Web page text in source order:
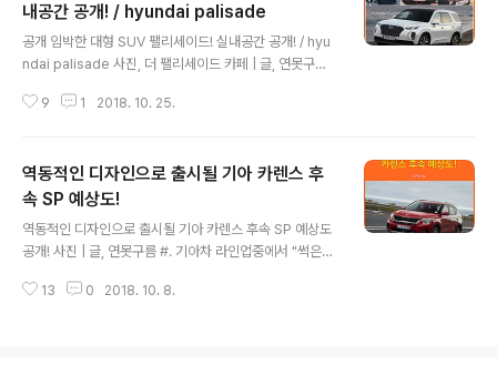
내공간 공개! / hyundai palisade
공개 임박한 대형 SUV 팰리세이드! 실내공간 공개! / hyu
ndai palisade 사진, 더 팰리세이드 카페 | 글, 연못구름
닌 정확한 "수치자료"를 통해서 비교분석 자료를 제시하는
세이드는 단종된 현대차 베라크루즈와 맥스크루즈 후속이
지만 신차임을 강조하기 위해서 베라크루즈나 맥스크루즈
의 이름을 계승하지 않고 팰리세이드라는 이름으로 출시가
될 예정입니다. 먼저 단종된 베라크루즈는 대형 SUV라고
부르기에는 작은 차체 때문에 대형 SUV로 인정하지 않았
으며, 맥스크루즈의 경우 싼타페를 늘려놓은 차량으로 소
9 1 2018. 10. 25.
역동적인 디자인으로 출시될 기아 카렌스 후
속 SP 예상도!
역동적인 디자인으로 출시될 기아 카렌스 후속 SP 예상도
공개! 사진 | 글, 연못구름 #. 기아차 라인업중에서 "썩은
기아차는 SUV를 포함한 세단차량까지도 높은 인기를 얻
13 0 2018. 10. 8.